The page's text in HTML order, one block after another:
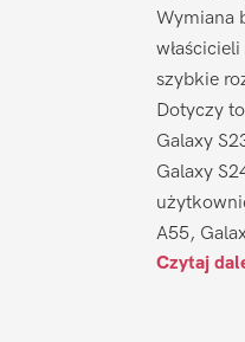
Wymiana
szybkie
Dotyczy
Galaxy
Galaxy
A55,
Czytaj